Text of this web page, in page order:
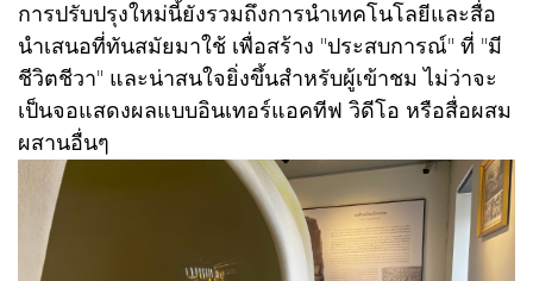
การปรับปรุงใหม่นี้ยังรวมถึงการนำเทคโนโลยีและสื่อ
นำเสนอที่ทันสมัยมาใช้ เพื่อสร้าง "ประสบการณ์" ที่ "มี
ชีวิตชีวา" และน่าสนใจยิ่งขึ้นสำหรับผู้เข้าชม ไม่ว่าจะ
เป็นจอแสดงผลแบบอินเทอร์แอคทีฟ วิดีโอ หรือสื่อผสม
ผสานอื่นๆ